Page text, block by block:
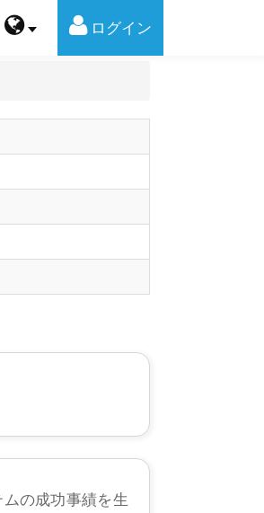
ログイン
ムの成功事績を生